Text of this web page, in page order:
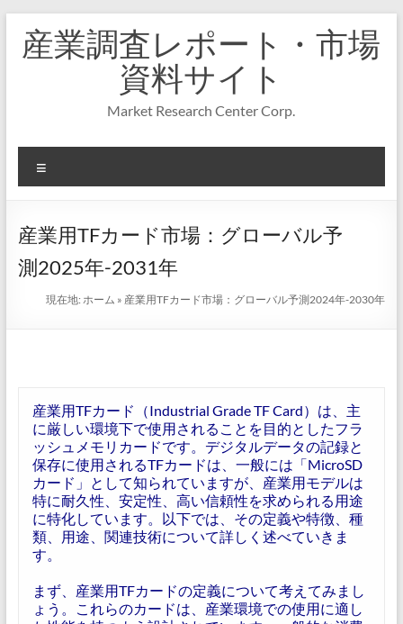
キ
プ
産業調査レポート・市場
資料サイト
Market Research Center Corp.
ニ
ー
産業用TFカード市場：グローバル予
測2025年-2031年
現在地:ホーム » 産業用TFカード市場：グローバル予測2024年-2030年
産業用TFカード（Industrial Grade TF Card）は、主
に厳しい環境下で使用されることを目的としたフラ
ッシュメモリカードです。デジタルデータの記録と
保存に使用されるTFカードは、一般には「MicroSD
カード」として知られていますが、産業用モデルは
特に耐久性、安定性、高い信頼性を求められる用途
に特化しています。以下では、その定義や特徴、種
類、用途、関連技術について詳しく述べていきま
す。
まず、産業用TFカードの定義について考えてみまし
ょう。これらのカードは、産業環境での使用に適し